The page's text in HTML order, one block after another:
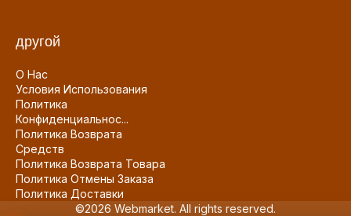
другой
О Нас
Условия Использования
Политика
Конфиденциальнос...
Политика Возврата
Средств
Политика Возврата Товара
Политика Отмены Заказа
Политика Доставки
©2026 Webmarket. All rights reserved.